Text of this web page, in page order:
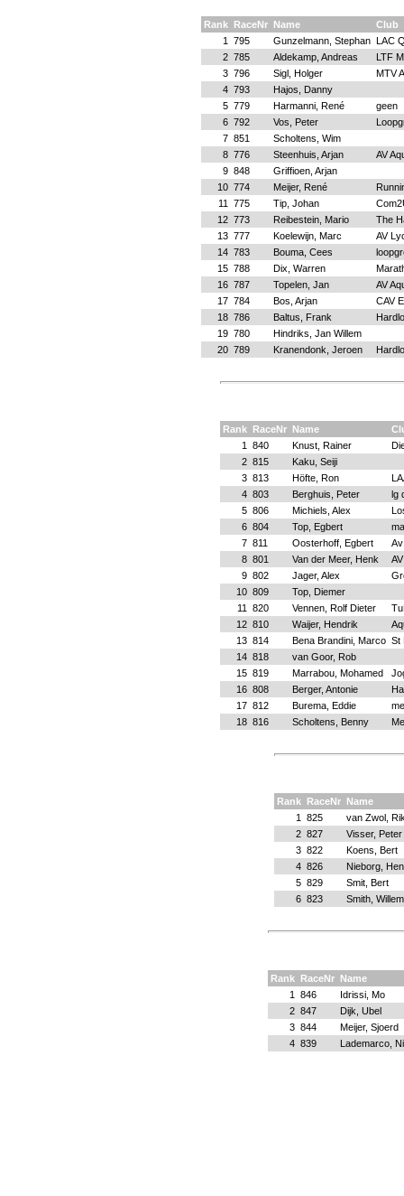
Rank RaceNr Name
Club
1
795 Gunzelmann, Stephan LAC
2 785 Aldekamp, Andreas
LTF
3 796 Sigl, Holger
MTV
4 793
Hajos, Danny
5 779 Harmanni, René
geen
6 792 Vos, Peter
7 851
Scholtens, Wim
8 776 Steenhuis, Arjan
AV
9 848
Griffioen, Arjan
10 774 Meijer, René
11
775 Tip, Johan
12 773 Reibestein, Mario
The
13 777 Koelewijn, Marc
AV
14 783 Bouma, Cees
15 788 Dix, Warren
16 787 Topelen, Jan
AV
17 784 Bos, Arjan
CAV
18 786 Baltus, Frank
19 780
Hindriks, Jan Willem
20 789 Kranendonk, Jeroen
Rank RaceNr Name
1
840 Knust, Rainer
2 815
Kaku, Seiji
3 813 Höfte, Ron
4 803 Berghuis, Peter
lg
5 806 Michiels, Alex
6 804 Top, Egbert
7 811 Oosterhoff, Egbert
Av
8 801 Van der Meer, Henk
9 802 Jager, Alex
10 809
Top, Diemer
11
820 Vennen, Rolf Dieter
12 810 Waijer, Hendrik
13 814 Bena Brandini, Marco St
14 818
van Goor, Rob
15 819 Marrabou, Mohamed
16 808 Berger, Antonie
17 812 Burema, Eddie
18 816 Scholtens, Benny
Rank RaceNr
Name
1
825
van Zwol,
2 827
Visser, Peter
3 822
Koens, Bert
4 826
Nieborg,
5 829
Smit, Bert
6 823 Smith, Willem
Rank RaceNr Name
1
846
Idrissi, Mo
2 847
Dijk, Ubel
3 844
Meijer, Sjoerd
4 839 Lademarco,